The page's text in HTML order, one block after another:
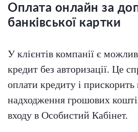
Оплата онлайн за
банківської картки
У клієнтів компанії є
кредит без авторизації. Це
оплати кредиту і прискорить
надходження грошових
входу в Особистий Кабінет.